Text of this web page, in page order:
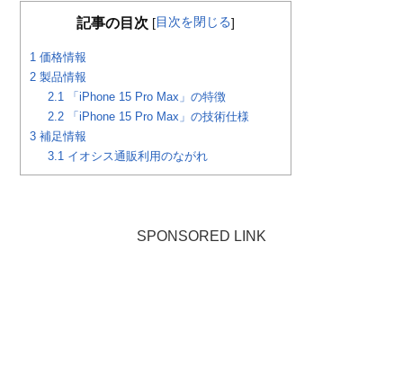
記事の目次 [目次を閉じる]
1 価格情報
2 製品情報
2.1
「iPhone 15 Pro Max」の特徴
2.2 「iPhone 15 Pro Max」の技術仕様
3 補足情報
3.1 イオシス通販利用のながれ
SPONSORED LINK